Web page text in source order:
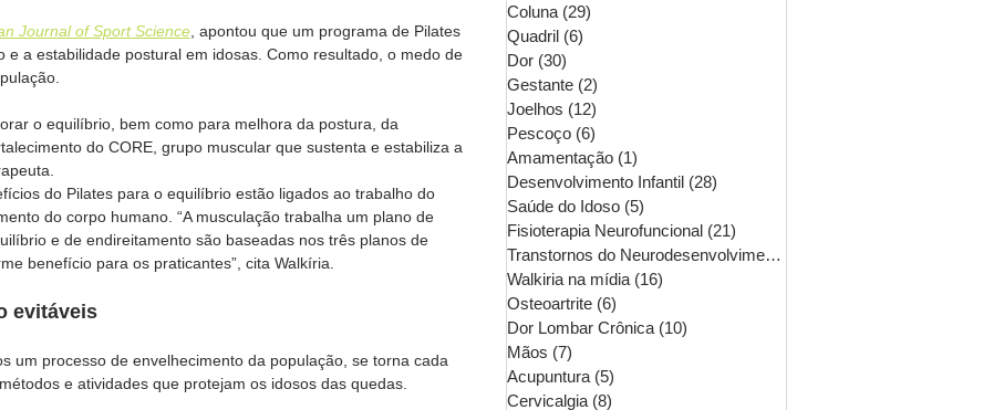
Journal of Sport Science , apontou que um programa de Pilates
e a estabilidade postural em idosas. Como resultado, o medo de
o equilíbrio, bem como para melhora da postura, da
do CORE, grupo muscular que sustenta e estabiliza a
do Pilates para o equilíbrio estão ligados ao trabalho do
do corpo humano. “A musculação trabalha um plano de
e de endireitamento são baseadas nos três planos de
benefício para os praticantes”, cita Walkíria.
evitáveis
um processo de envelhecimento da população, se torna cada
e atividades que protejam os idosos das quedas.
Coluna (29)
Quadril (6)
Dor (30)
Gestante (2)
Joelhos (12)
Pescoço (6)
Amamentação (1)
Desenvolvimento Infantil (28)
Saúde do Idoso (5)
Fisioterapia Neurofuncional (21)
Transtornos do Neurodesenvolvimento
Walkiria na mídia (16)
Osteoartrite (6)
Dor Lombar Crônica (10)
Mãos (7)
Acupuntura (5)
Cervicalgia (8)